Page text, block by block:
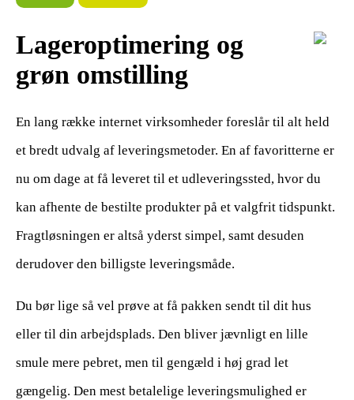
Lageroptimering og
grøn omstilling
En lang række internet virksomheder foreslår til alt held
et bredt udvalg af leveringsmetoder. En af favoritterne er
nu om dage at få leveret til et udleveringssted, hvor du
kan afhente de bestilte produkter på et valgfrit tidspunkt.
Fragtløsningen er altså yderst simpel, samt desuden
derudover den billigste leveringsmåde.
Du bør lige så vel prøve at få pakken sendt til dit hus
eller til din arbejdsplads. Den bliver jævnligt en lille
smule mere pebret, men til gengæld i høj grad let
gængelig. Den mest betalelige leveringsmulighed er